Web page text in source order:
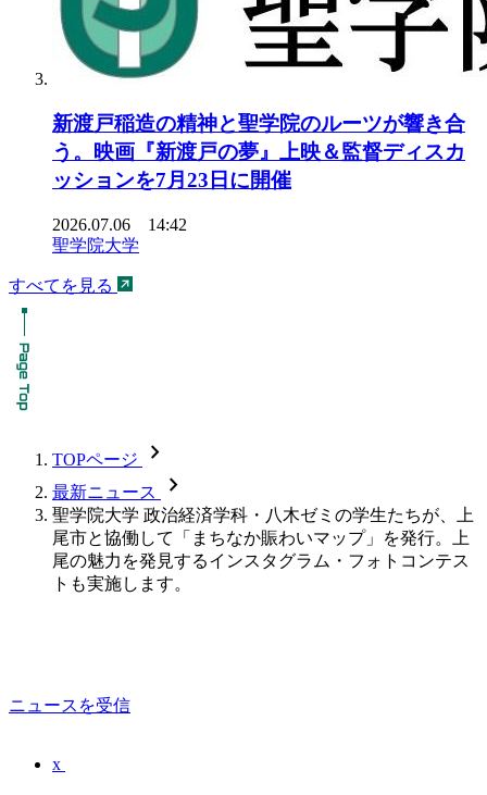
新渡戸稲造の精神と聖学院のルーツが響き合
う。映画『新渡戸の夢』上映＆監督ディスカ
ッションを7月23日に開催
2026.07.06 14:42
聖学院大学
すべてを見る
TOPページ chevron_forward
最新ニュース chevron_forward
聖学院大学 政治経済学科・八木ゼミの学生たちが、上
尾市と協働して「まちなか賑わいマップ」を発行。上
尾の魅力を発見するインスタグラム・フォトコンテス
トも実施します。
ニュースを受信
x